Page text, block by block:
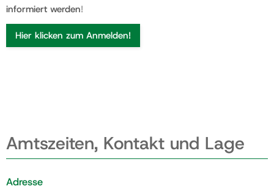
informiert werden!
Hier klicken zum Anmelden!
Amtszeiten, Kontakt und Lage
Adresse